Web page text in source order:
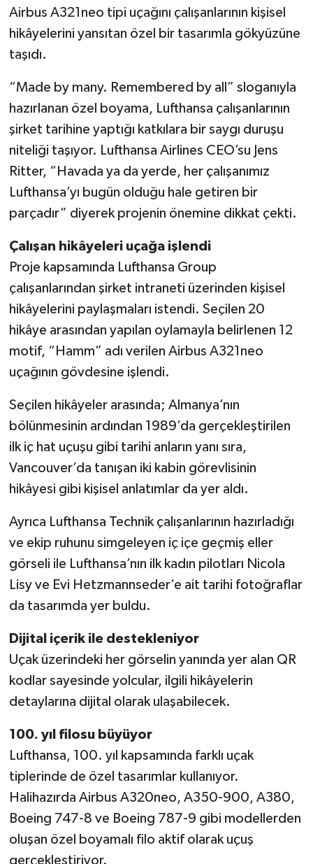
Airbus A321neo tipi uçağını çalışanlarının kişisel
hikâyelerini yansıtan özel bir tasarımla gökyüzüne
taşıdı.
“Made by many. Remembered by all” sloganıyla
hazırlanan özel boyama, Lufthansa çalışanlarının
şirket tarihine yaptığı katkılara bir saygı duruşu
niteliği taşıyor. Lufthansa Airlines CEO’su Jens
Ritter, “Havada ya da yerde, her çalışanımız
Lufthansa’yı bugün olduğu hale getiren bir
parçadır” diyerek projenin önemine dikkat çekti.
Çalışan hikâyeleri uçağa işlendi
Proje kapsamında Lufthansa Group
çalışanlarından şirket intraneti üzerinden kişisel
hikâyelerini paylaşmaları istendi. Seçilen 20
hikâye arasından yapılan oylamayla belirlenen 12
motif, “Hamm” adı verilen Airbus A321neo
uçağının gövdesine işlendi.
Seçilen hikâyeler arasında; Almanya’nın
bölünmesinin ardından 1989’da gerçekleştirilen
ilk iç hat uçuşu gibi tarihi anların yanı sıra,
Vancouver’da tanışan iki kabin görevlisinin
hikâyesi gibi kişisel anlatımlar da yer aldı.
Ayrıca Lufthansa Technik çalışanlarının hazırladığı
ve ekip ruhunu simgeleyen iç içe geçmiş eller
görseli ile Lufthansa’nın ilk kadın pilotları Nicola
Lisy ve Evi Hetzmannseder’e ait tarihi fotoğraflar
da tasarımda yer buldu.
Dijital içerik ile destekleniyor
Uçak üzerindeki her görselin yanında yer alan QR
kodlar sayesinde yolcular, ilgili hikâyelerin
detaylarına dijital olarak ulaşabilecek.
100. yıl filosu büyüyor
Lufthansa, 100. yıl kapsamında farklı uçak
tiplerinde de özel tasarımlar kullanıyor.
Halihazırda Airbus A320neo, A350-900, A380,
Boeing 747-8 ve Boeing 787-9 gibi modellerden
oluşan özel boyamalı filo aktif olarak uçuş
gerçekleştiriyor.